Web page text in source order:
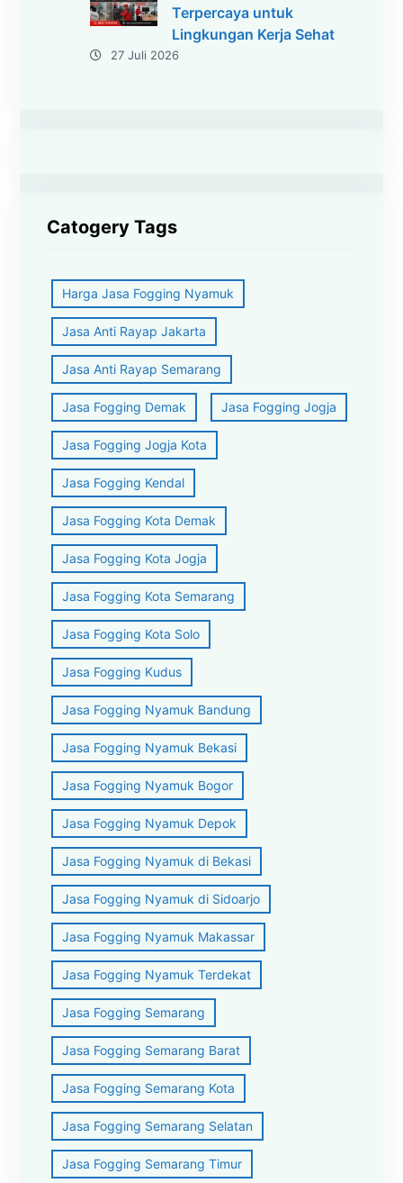
Terpercaya untuk
Lingkungan Kerja Sehat
27 Juli 2026
Catogery Tags
Harga Jasa Fogging Nyamuk
Jasa Anti Rayap Jakarta
Jasa Anti Rayap Semarang
Jasa Fogging Demak Jasa Fogging Jogja
Jasa Fogging Jogja Kota
Jasa Fogging Kendal
Jasa Fogging Kota Demak
Jasa Fogging Kota Jogja
Jasa Fogging Kota Semarang
Jasa Fogging Kota Solo
Jasa Fogging Kudus
Jasa Fogging Nyamuk Bandung
Jasa Fogging Nyamuk Bekasi
Jasa Fogging Nyamuk Bogor
Jasa Fogging Nyamuk Depok
Jasa Fogging Nyamuk di Bekasi
Jasa Fogging Nyamuk di Sidoarjo
Jasa Fogging Nyamuk Makassar
Jasa Fogging Nyamuk Terdekat
Jasa Fogging Semarang
Jasa Fogging Semarang Barat
Jasa Fogging Semarang Kota
Jasa Fogging Semarang Selatan
Jasa Fogging Semarang Timur